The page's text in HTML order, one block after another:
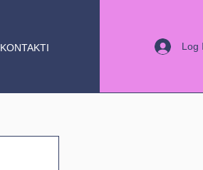
KONTAKTI Log